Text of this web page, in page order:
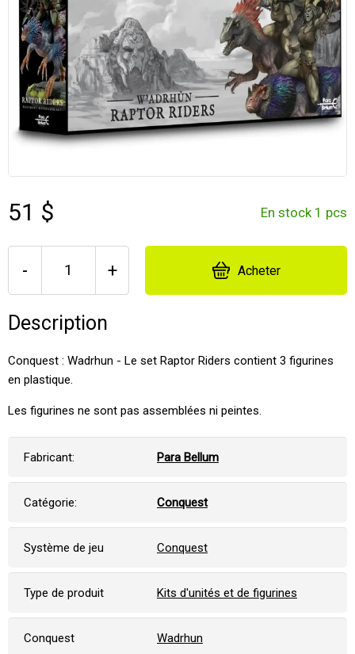
51 $ En stock 1 pcs
- + Acheter
Description
Conquest : Wadrhun - Le set Raptor Riders contient 3 figurines
en plastique.
Les figurines ne sont pas assemblées ni peintes.
Fabricant: Para Bellum
Catégorie: Conquest
Système de jeu Conquest
Type de produit Kits d'unités et de figurines
Conquest Wadrhun